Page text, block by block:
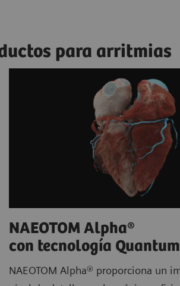
para arritmias
NAEOTOM Alpha®
con tecnología Quantum
NAEOTOM Alpha® proporciona un